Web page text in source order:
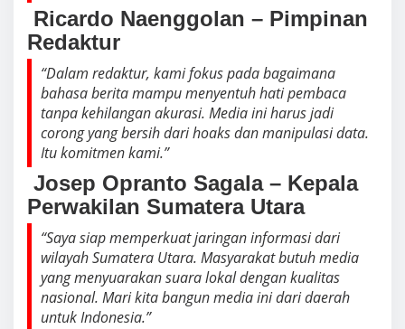
️ Ricardo Naenggolan – Pimpinan
Redaktur
“Dalam redaktur, kami fokus pada bagaimana
bahasa berita mampu menyentuh hati pembaca
tanpa kehilangan akurasi. Media ini harus jadi
corong yang bersih dari hoaks dan manipulasi data.
Itu komitmen kami.”
️ Josep Opranto Sagala – Kepala
Perwakilan Sumatera Utara
“Saya siap memperkuat jaringan informasi dari
wilayah Sumatera Utara. Masyarakat butuh media
yang menyuarakan suara lokal dengan kualitas
nasional. Mari kita bangun media ini dari daerah
untuk Indonesia.”